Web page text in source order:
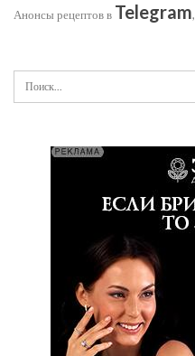
Анонсы рецептов в Telegram,